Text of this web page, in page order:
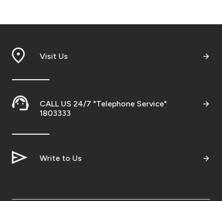
Visit Us
CALL US 24/7 "Telephone Service"
1803333
Write to Us